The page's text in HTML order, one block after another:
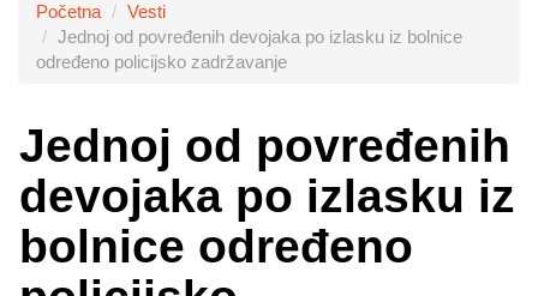
Početna
Vesti
Jednoj od povređenih devojaka po izlasku iz bolnice
određeno policijsko zadržavanje
Jednoj od povređenih
devojaka po izlasku iz
bolnice određeno